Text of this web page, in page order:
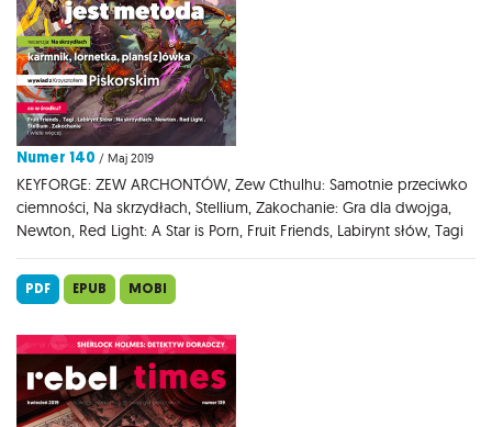
Numer 140 / Maj 2019
KEYFORGE: ZEW ARCHONTÓW, Zew Cthulhu: Samotnie przeciwko
ciemności, Na skrzydłach, Stellium, Zakochanie: Gra dla dwojga,
Newton, Red Light: A Star is Porn, Fruit Friends, Labirynt słów, Tagi
PDF EPUB MOBI